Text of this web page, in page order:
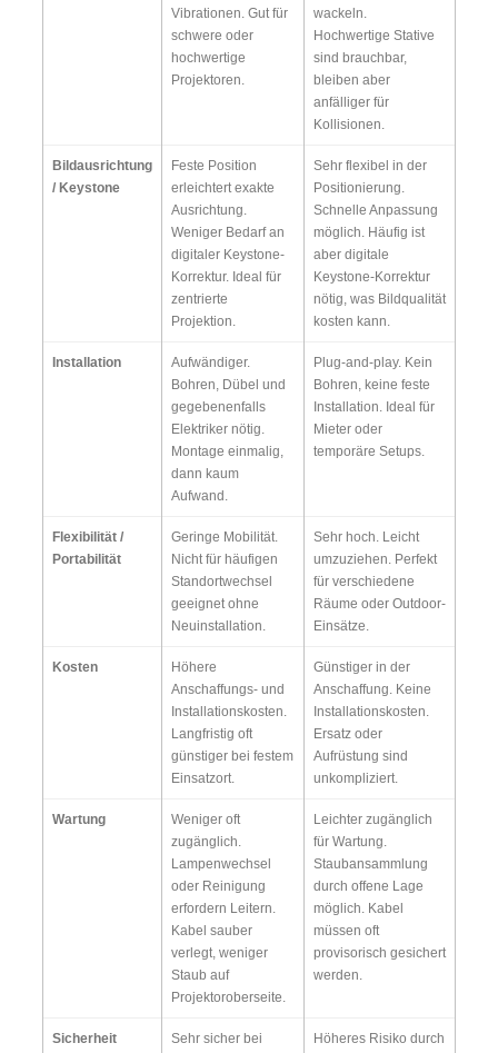
Vibrationen. Gut für
schwere oder
hochwertige
Projektoren.
wackeln.
Hochwertige Stative
sind brauchbar,
bleiben aber
anfälliger für
Kollisionen.
Bildausrichtung
/ Keystone
Feste Position
erleichtert exakte
Ausrichtung.
Weniger Bedarf an
digitaler Keystone-
Korrektur. Ideal für
zentrierte
Projektion.
Sehr flexibel in der
Positionierung.
Schnelle Anpassung
möglich. Häufig ist
aber digitale
Keystone-Korrektur
nötig, was Bildqualität
kosten kann.
Installation
Aufwändiger.
Bohren, Dübel und
gegebenenfalls
Elektriker nötig.
Montage einmalig,
dann kaum
Aufwand.
Plug-and-play. Kein
Bohren, keine feste
Installation. Ideal für
Mieter oder
temporäre Setups.
Flexibilität /
Portabilität
Geringe Mobilität.
Nicht für häufigen
Standortwechsel
geeignet ohne
Neuinstallation.
Sehr hoch. Leicht
umzuziehen. Perfekt
für verschiedene
Räume oder Outdoor-
Einsätze.
Kosten
Höhere
Anschaffungs- und
Installationskosten.
Langfristig oft
günstiger bei festem
Einsatzort.
Günstiger in der
Anschaffung. Keine
Installationskosten.
Ersatz oder
Aufrüstung sind
unkompliziert.
Wartung
Weniger oft
zugänglich.
Lampenwechsel
oder Reinigung
erfordern Leitern.
Kabel sauber
verlegt, weniger
Staub auf
Projektoroberseite.
Leichter zugänglich
für Wartung.
Staubansammlung
durch offene Lage
möglich. Kabel
müssen oft
provisorisch gesichert
werden.
Sicherheit Sehr sicher bei Höheres Risiko durch